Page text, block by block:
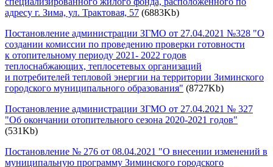
адресу г. Зима, ул. Трактовая, 57 (6883Kb)
Постановление администрации ЗГМО от 27.04.2021 №328 "О
создании комиссии по проведению проверки готовности
к отопительному периоду 2021- 2022 годов
теплоснабжающих, теплосетевых организаций
и потребителей тепловой энергии на территории Зиминского
городского муниципального образования" (8727Kb)
Постановление администрации ЗГМО от 27.04.2021 № 327
"Об окончании отопительного сезона 2020-2021 годов"
(531Kb)
Постановление № 276 от 08.04.2021 "О внесении изменений в
муниципальную программу Зиминского городского